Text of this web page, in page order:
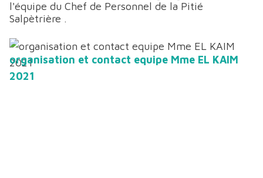
l'équipe du Chef de Personnel de la Pitié
Salpètrière .
organisation et contact equipe Mme EL KAIM
2021